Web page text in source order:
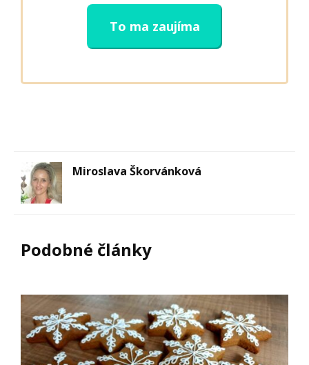
To ma zaujíma
Miroslava Škorvánková
Podobné články